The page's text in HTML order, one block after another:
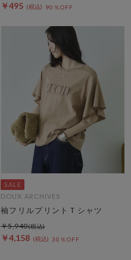
￥495 90％OFF
DOUX ARCHIVES
袖フリルプリントＴシャツ
￥4,158 30％OFF
￥5,940